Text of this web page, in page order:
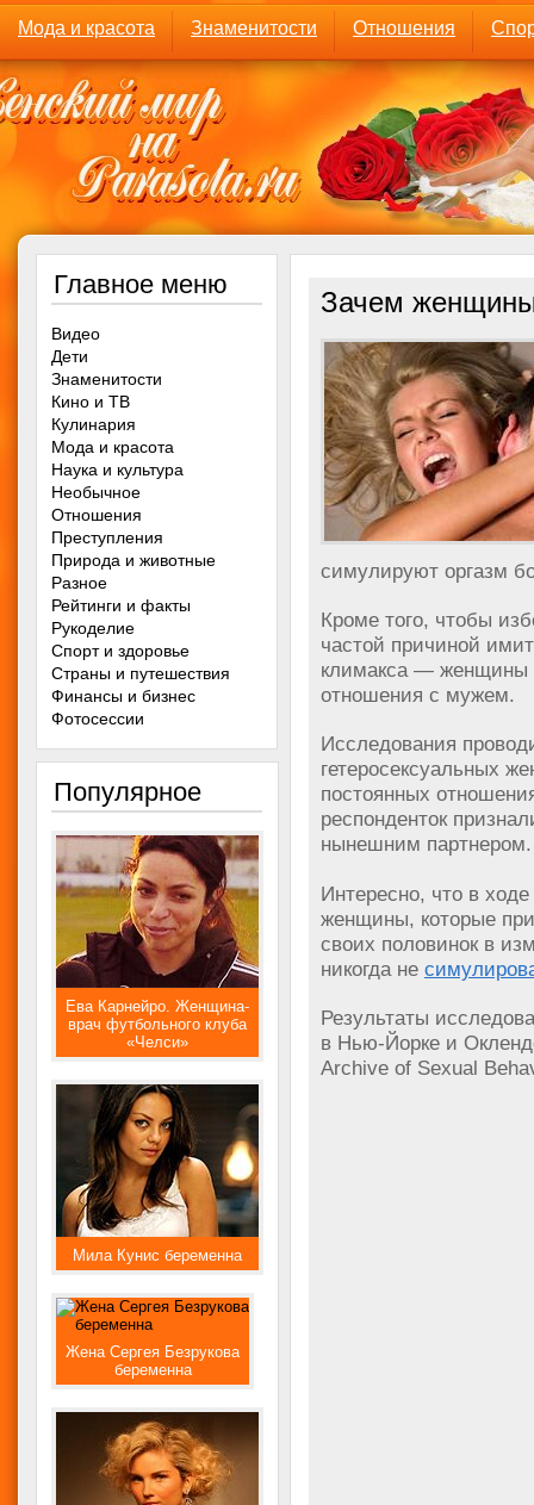
Мода и красота Знаменитости Отношения
Зачем
симулируют оргазм
Кроме того, чтобы
частой причиной
климакса — женщины
отношения с мужем.
Исследования
гетеросексуальных
постоянных
респонденток
нынешним партнером.
Интересно, что в
женщины, которые
своих половинок в
никогда не
Результаты
в Нью-Йорке и
Archive of Sexual
Главное меню
Видео
Дети
Знаменитости
Кино и ТВ
Кулинария
Мода и красота
Наука и культура
Необычное
Отношения
Преступления
Природа и животные
Разное
Рейтинги и факты
Рукоделие
Спорт и здоровье
Страны и путешествия
Финансы и бизнес
Фотосессии
Популярное
Ева Карнейро. Женщина-
врач футбольного клуба
«Челси»
Мила Кунис беременна
Жена Сергея Безрукова
беременна